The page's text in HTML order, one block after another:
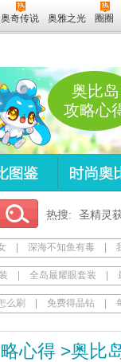
奥奇传说 奥雅之光 圈圈
奥比岛
攻略心
热搜: 圣精灵
深海不知鱼有毒
全岛最耀眼套装
么刷 免费得晶钻
心得 >奥比